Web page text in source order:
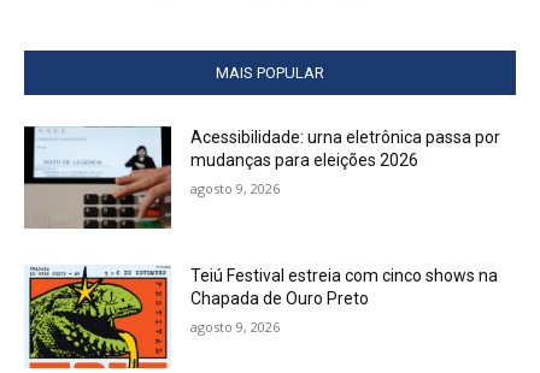
MAIS POPULAR
Acessibilidade: urna eletrônica passa por
mudanças para eleições 2026
agosto 9, 2026
Teiú Festival estreia com cinco shows na
Chapada de Ouro Preto
agosto 9, 2026